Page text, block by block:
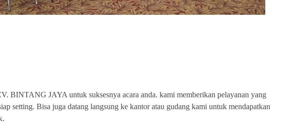
BINTANG JAYA untuk suksesnya acara anda. kami memberikan pelayanan yang
setting. Bisa juga datang langsung ke kantor atau gudang kami untuk mendapatkan